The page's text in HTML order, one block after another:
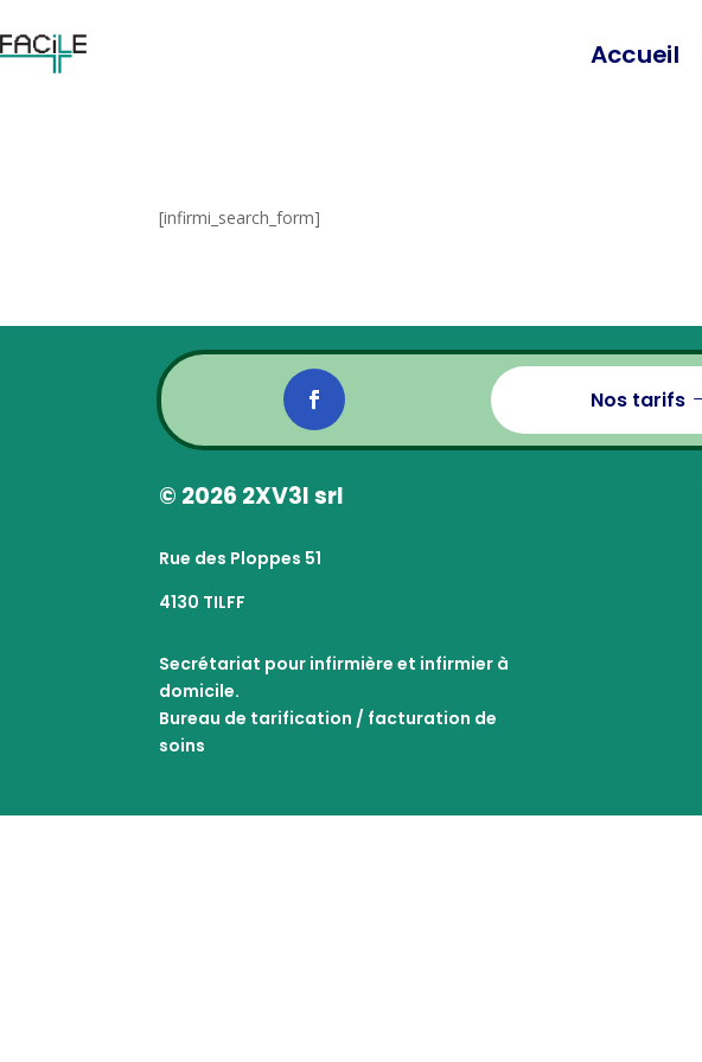
Accueil
[infirmi_search_form]
Nos tarifs
© 2026 2XV3I srl
Rue des Ploppes 51
4130 TILFF
Secrétariat pour infirmière et infirmier à
domicile.
Bureau de tarification / facturation de
soins